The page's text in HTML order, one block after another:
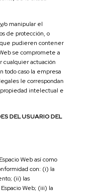
o manipular el
de protección, o
pudieren contener
se compromete a
cualquier actuación
todo caso la empresa
le correspondan
intelectual e
DEL USUARIO DEL
Web así como
con: (i) la
(ii) las
Web; (iii) la